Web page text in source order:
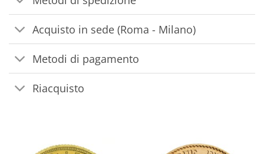
Acquisto in sede (Roma - Milano)
Metodi di pagamento
Riacquisto